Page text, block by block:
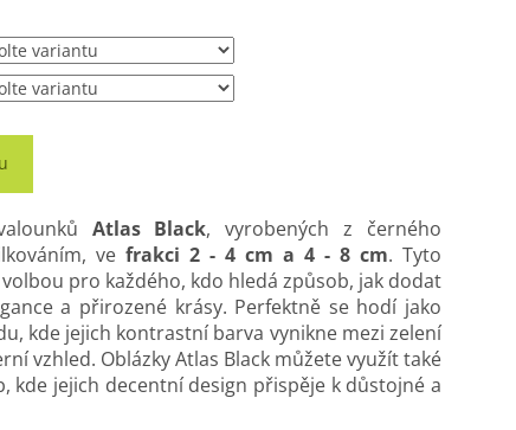
Atlas Black, vyrobených z černého
ve frakci 2 - 4 cm a 4 - 8 cm. Tyto
pro každého, kdo hledá způsob, jak dodat
a přirozené krásy. Perfektně se hodí jako
kde jejich kontrastní barva vynikne mezi zelení
vzhled. Oblázky Atlas Black můžete využít také
kde jejich decentní design přispěje k důstojné a